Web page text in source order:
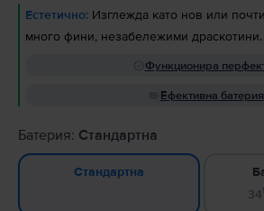
Естетично: Изглежда като нов или
много фини, незабележими драскотини.
Функционира
Ефективна батерия
Батерия: Стандартна
Стандартна
34